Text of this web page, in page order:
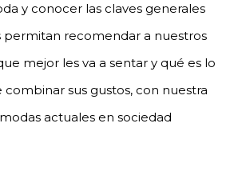
y conocer las claves generales
permitan recomendar a nuestros
mejor les va a sentar y qué es lo
sus gustos, con nuestra
actuales en sociedad